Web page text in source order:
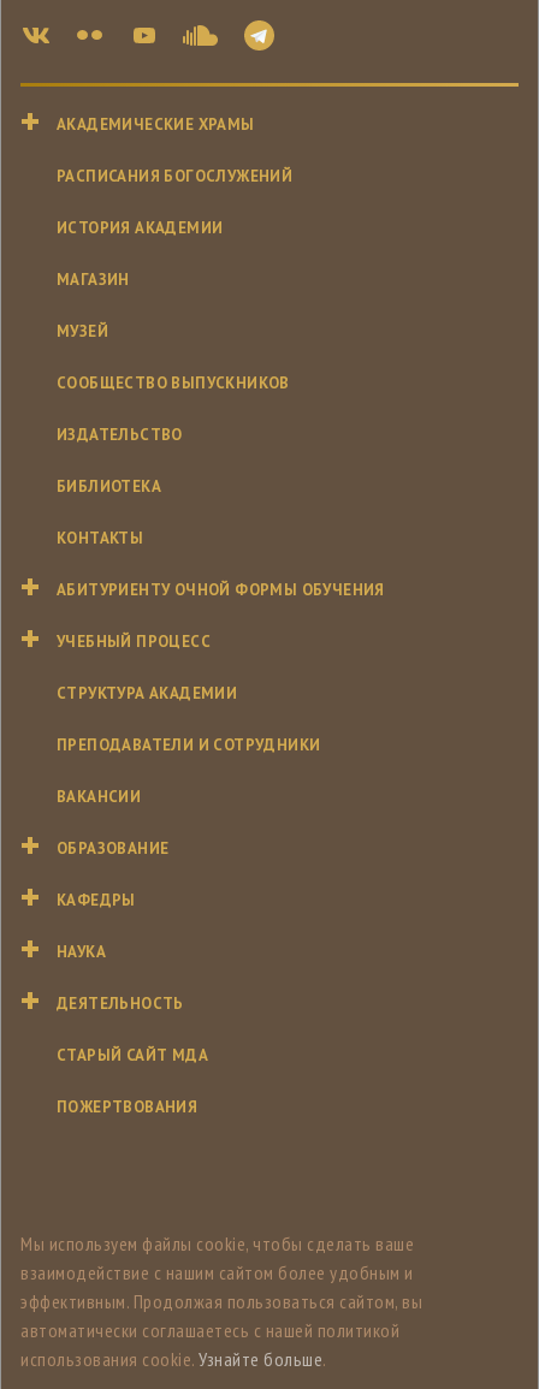
АКАДЕМИЧЕСКИЕ ХРАМЫ
РАСПИСАНИЯ БОГОСЛУЖЕНИЙ
ИСТОРИЯ АКАДЕМИИ
МАГАЗИН
МУЗЕЙ
СООБЩЕСТВО ВЫПУСКНИКОВ
ИЗДАТЕЛЬСТВО
БИБЛИОТЕКА
КОНТАКТЫ
АБИТУРИЕНТУ ОЧНОЙ ФОРМЫ ОБУЧЕНИЯ
УЧЕБНЫЙ ПРОЦЕСС
СТРУКТУРА АКАДЕМИИ
ПРЕПОДАВАТЕЛИ И СОТРУДНИКИ
ВАКАНСИИ
ОБРАЗОВАНИЕ
КАФЕДРЫ
НАУКА
ДЕЯТЕЛЬНОСТЬ
СТАРЫЙ САЙТ МДА
ПОЖЕРТВОВАНИЯ
Мы используем файлы cookie, чтобы сделать ваше
взаимодействие с нашим сайтом более удобным и
эффективным. Продолжая пользоваться сайтом, вы
автоматически соглашаетесь с нашей политикой
использования cookie. Узнайте больше.